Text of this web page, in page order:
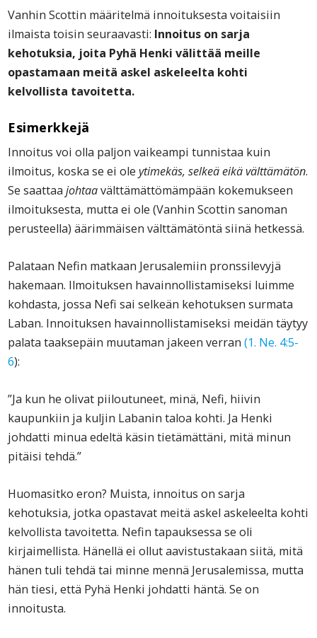
Vanhin Scottin määritelmä innoituksesta voitaisiin
ilmaista toisin seuraavasti: Innoitus on sarja
kehotuksia, joita Pyhä Henki välittää meille
opastamaan meitä askel askeleelta kohti
kelvollista tavoitetta.
Esimerkkejä
Innoitus voi olla paljon vaikeampi tunnistaa kuin
ilmoitus, koska se ei oleytimekäs, selkeä eikä välttämätön.
Se saattaajohtaavälttämättömämpään kokemukseen
ilmoituksesta, mutta ei ole (Vanhin Scottin sanoman
perusteella) äärimmäisen välttämätöntä siinä hetkessä.
Palataan Nefin matkaan Jerusalemiin pronssilevyjä
hakemaan. Ilmoituksen havainnollistamiseksi luimme
kohdasta, jossa Nefi sai selkeän kehotuksen surmata
Laban. Innoituksen havainnollistamiseksi meidän täytyy
palata taaksepäin muutaman jakeen verran(1. Ne. 4:5-
6):
”Ja kun he olivat piiloutuneet, minä, Nefi, hiivin
kaupunkiin ja kuljin Labanin taloa kohti. Ja Henki
johdatti minua edeltä käsin tietämättäni, mitä minun
pitäisi tehdä.”
Huomasitko eron? Muista, innoitus on sarja
kehotuksia, jotka opastavat meitä askel askeleelta kohti
kelvollista tavoitetta. Nefin tapauksessa se oli
kirjaimellista. Hänellä ei ollut aavistustakaan siitä, mitä
hänen tuli tehdä tai minne mennä Jerusalemissa, mutta
hän tiesi, että Pyhä Henki johdatti häntä. Se on
innoitusta.